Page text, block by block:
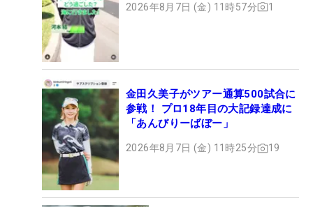
2026年8月7日 (金) 11時57分 1
金田久美子がツアー通算500試合に
参戦！ プロ18年目の大記録達成に
「あんびりーばぼー」
2026年8月7日 (金) 11時25分 19